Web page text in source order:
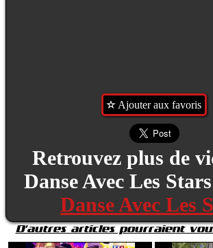
Ajouter aux favoris
Retrouvez plus de
Danse Avec Les
Danse Avec Les
D'autres articles pourraient